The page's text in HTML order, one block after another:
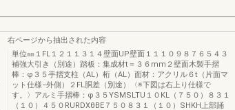
右ページから抽出された内容
単位㎜１FL１２１１３１４壁面UP壁面１１１０９８７６５４３
補強大引き（別途）踏板：集成材t＝３６mm２壁面木製手摺
棒：φ３５手摺支柱（AL）桁（AL）面材：アクリル６t（片面マ
ット仕様−外側）２FL胴差（別途）〈※下図は右上り仕様で
す。〉アルミ手摺棒：φ３５YSMSLTU１０KL（７５０）８３１
（１０）４５０RURDXθBE７５０８３１（１０）SHKH上部踊